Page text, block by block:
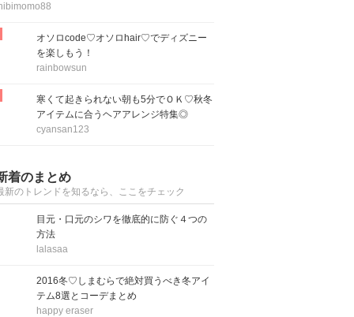
オソロcode♡オソロhair♡でディズニー
を楽しもう！
rainbowsun
寒くて起きられない朝も5分でＯＫ♡秋冬
アイテムに合うヘアアレンジ特集◎
cyansan123
着のまとめ
新のトレンドを知るなら、ここをチェック
目元・口元のシワを徹底的に防ぐ４つの
方法
lalasaa
2016冬♡しまむらで絶対買うべき冬アイ
テム8選とコーデまとめ
happy eraser